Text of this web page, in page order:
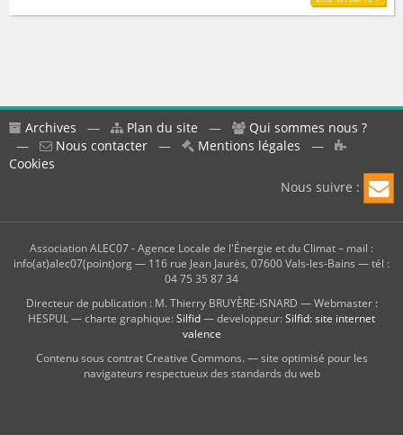
Archives — Plan du site —
Qui sommes nous ?
—
Nous contacter — Mentions légales —
Cookies
Nous suivre :
Association ALEC07 - Agence Locale de l'Énergie et du Climat – mail :
info(at)alec07(point)org — 116 rue Jean Jaurès, 07600 Vals-les-Bains — tél :
04 75 35 87 34
Directeur de publication : M. Thierry BRUYÈRE-ISNARD — Webmaster :
HESPUL — charte graphique:Silfid— developpeur:Silfid: site internet
valence
Contenu sous contrat Creative Commons. — site optimisé pour les
navigateurs respectueux des standards du web